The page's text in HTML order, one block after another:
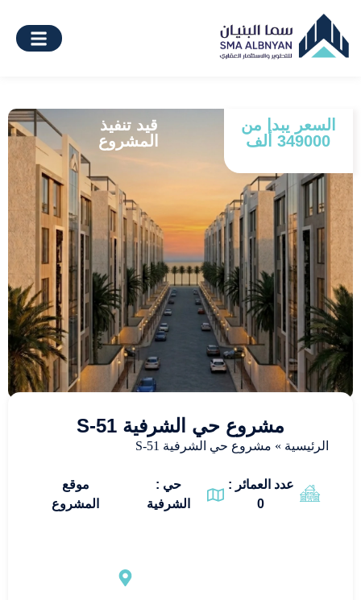
السعر يبدا من
349000 ألف
قيد تنفيذ
المشروع
مشروع حي الشرفية S-51
الرئيسية » مشروع حي الشرفية S-51
عدد العمائر :
0
حي :
الشرفية
موقع
المشروع